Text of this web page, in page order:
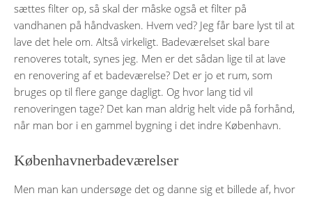
sættes filter op, så skal der måske også et filter på
vandhanen på håndvasken. Hvem ved? Jeg får bare lyst til at
lave det hele om. Altså virkeligt. Badeværelset skal bare
renoveres totalt, synes jeg. Men er det sådan lige til at lave
en renovering af et badeværelse? Det er jo et rum, som
bruges op til flere gange dagligt. Og hvor lang tid vil
renoveringen tage? Det kan man aldrig helt vide på forhånd,
når man bor i en gammel bygning i det indre København.
Københavnerbadeværelser
Men man kan undersøge det og danne sig et billede af, hvor